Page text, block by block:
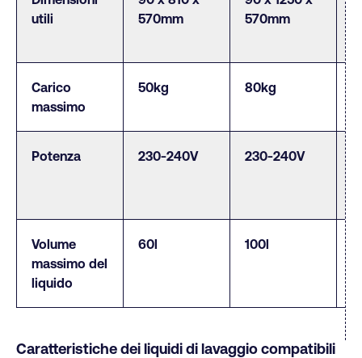
utili
570mm
570mm
Carico
massimo
50kg 80kg
Potenza 230-240V 230-240V
Volume
massimo del
liquido
60l 100l
Caratteristiche dei liquidi di lavaggio compatibili